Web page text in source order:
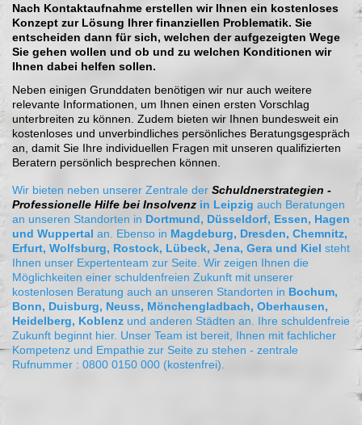
Nach Kontaktaufnahme erstellen wir Ihnen ein kostenloses
Konzept zur Lösung Ihrer finanziellen Problematik. Sie
entscheiden dann für sich, welchen der aufgezeigten Wege
Sie gehen wollen und ob und zu welchen Konditionen wir
Ihnen dabei helfen sollen.
Neben einigen Grunddaten benötigen wir nur auch weitere
relevante Informationen, um Ihnen einen ersten Vorschlag
unterbreiten zu können. Zudem bieten wir Ihnen bundesweit ein
kostenloses und unverbindliches persönliches Beratungsgespräch
an, damit Sie Ihre individuellen Fragen mit unseren qualifizierten
Beratern persönlich besprechen können.
Wir bieten neben unserer Zentrale der Schuldnerstrategien -
Professionelle Hilfe bei Insolvenz in Leipzig auch Beratungen
an unseren Standorten in Dortmund, Düsseldorf, Essen, Hagen
und Wuppertal an. Ebenso in Magdeburg, Dresden, Chemnitz,
Erfurt, Wolfsburg, Rostock, Lübeck, Jena, Gera und Kiel steht
Ihnen unser Expertenteam zur Seite. Wir zeigen Ihnen die
Möglichkeiten einer schuldenfreien Zukunft mit unserer
kostenlosen Beratung auch an unseren Standorten in Bochum,
Bonn, Duisburg, Neuss, Mönchengladbach, Oberhausen,
Heidelberg, Koblenz und anderen Städten an. Ihre schuldenfreie
Zukunft beginnt hier. Unser Team ist bereit, Ihnen mit fachlicher
Kompetenz und Empathie zur Seite zu stehen - zentrale
Rufnummer : 0800 0150 000 (kostenfrei).